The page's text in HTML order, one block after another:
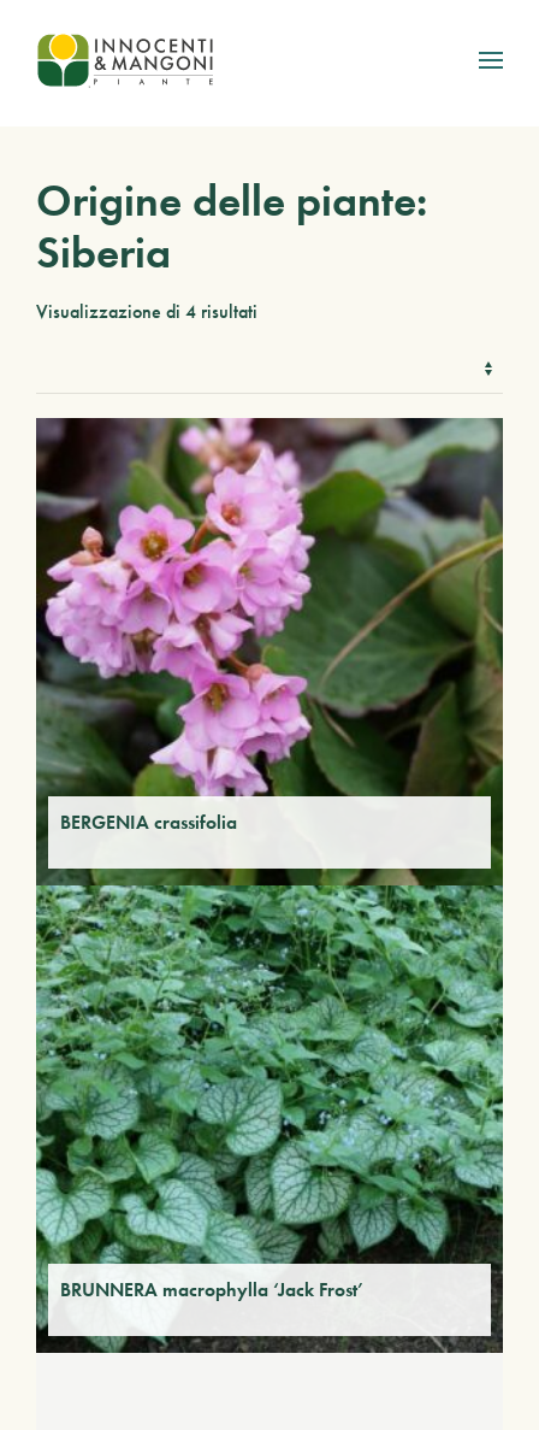
Skip to main content
Origine delle piante:
Siberia
Visualizzazione di 4 risultati
BERGENIA crassifolia
BRUNNERA macrophylla ‘Jack Frost’